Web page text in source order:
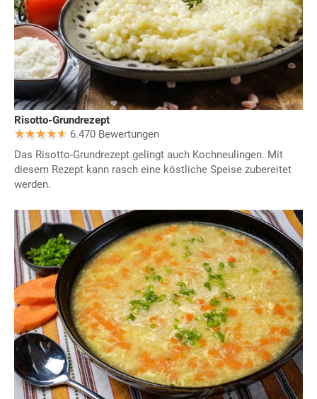
Risotto-Grundrezept
6.470 Bewertungen
Das Risotto-Grundrezept gelingt auch Kochneulingen. Mit
diesem Rezept kann rasch eine köstliche Speise zubereitet
werden.